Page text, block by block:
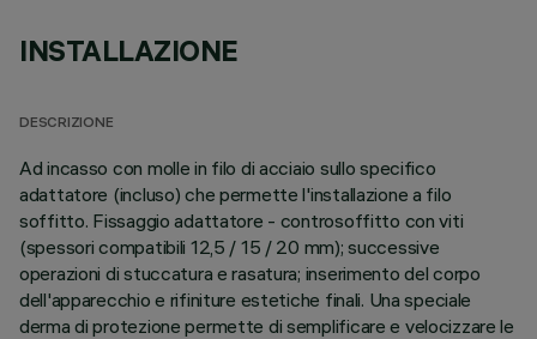
INSTALLAZIONE
DESCRIZIONE
Ad incasso con molle in filo di acciaio sullo specifico
adattatore (incluso) che permette l'installazione a filo
soffitto. Fissaggio adattatore - controsoffitto con viti
(spessori compatibili 12,5 / 15 / 20 mm); successive
operazioni di stuccatura e rasatura; inserimento del corpo
dell'apparecchio e rifiniture estetiche finali. Una speciale
derma di protezione permette di semplificare e velocizzare le